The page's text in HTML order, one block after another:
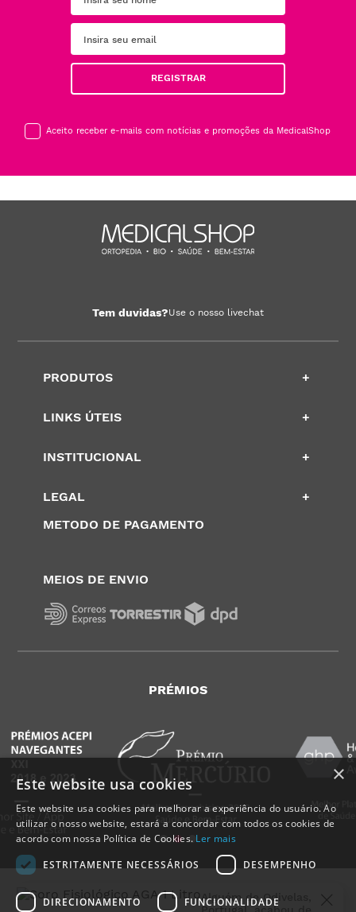
REGISTRAR
Aceito receber e-mails com notícias e promoções da MedicalShop
Tem duvidas?Use o nosso livechat
PRODUTOS +
LINKS ÚTEIS +
INSTITUCIONAL +
LEGAL
+
METODO DE PAGAMENTO
MEIOS DE ENVIO
PRÉMIOS
×
Este website usa cookies
Este website usa cookies para melhorar a experiência do usuário. Ao
utilizar o nosso website, estará a concordar com todos os cookies de
acordo com nossa Política de Cookies. Ler mais
ESTRITAMENTE NECESSÁRIOS
DESEMPENHO
DIRECIONAMENTO FUNCIONALIDADE
comprar: